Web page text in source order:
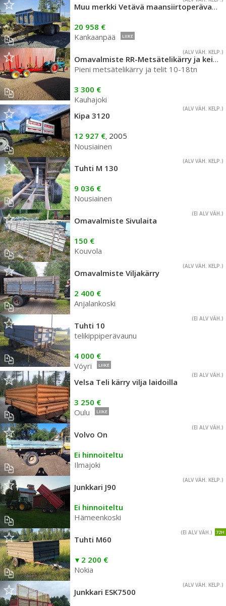
Muu merkki Vetävä maansiirtoperävaunu
20 958 €
Kankaanpää
LIIKE
(ALV VÄH. KELP.)
Omavalmiste RR-Metsätelikärry ja keinutelejä
Pieni metsätelikärry ja telit 10-18tn
3 300 €
Kauhajoki
(ALV VÄH. KELP.)
Kipa 3120
12 927 €, 2005
Nousiainen
(ALV VÄH. KELP.)
Tuhti M 130
9 036 €
Nousiainen
(EI ALV VÄH.)
Omavalmiste Sivulaita
150 €
Kouvola
(ALV VÄH. KELP.)
Omavalmiste Viljakärry
2 400 €
Anjalankoski
(EI ALV VÄH.)
Tuhti 10
telikippiperävaunu
4 000 €
Vöyri
LIIKE
(EI ALV VÄH.)
Velsa Teli kärry vilja laidoilla
3 250 €
Oulu
LIIKE
(EI ALV VÄH.)
Volvo On
Ei hinnoiteltu
Ilmajoki
(ALV VÄH. KELP.)
Junkkari J90
Ei hinnoiteltu
Hämeenkoski
72H
(EI ALV VÄH.)
Tuhti M60
2 200 €
Nokia
(ALV VÄH. KELP.)
Junkkari ESK7500